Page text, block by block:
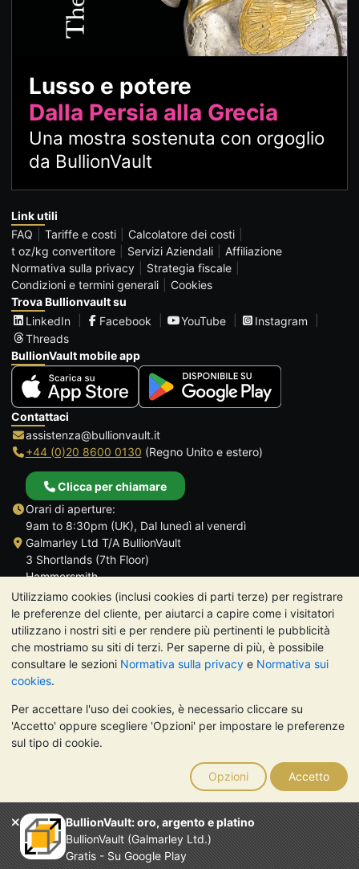
Utilizziamo cookies (inclusi cookies di parti terze) per registrare
le preferenze del cliente, per aiutarci a capire come i visitatori
utilizzano i nostri siti e per rendere più pertinenti le pubblicità
che mostriamo su siti di terzi. Per saperne di più, è possibile
consultare le sezioni Normativa sulla privacy e Normativa sui
cookies.
Per accettare l'uso dei cookies, è necessario cliccare su
'Accetto' oppure scegliere 'Opzioni' per impostare le preferenze
sul tipo di cookie.
Opzioni Accetto
BullionVault: oro, argento e platino
BullionVault (Galmarley Ltd.)
Gratis - Su Google Play
Lusso e potere
Dalla Persia alla Grecia
Una mostra sostenuta con orgoglio
da BullionVault
Link utili
FAQ
Tariffe e costi
Calcolatore dei costi
t oz/kg convertitore
Servizi Aziendali
Affiliazione
Normativa sulla privacy
Strategia fiscale
Condizioni e termini generali
Cookies
Trova Bullionvault su
LinkedIn
Facebook YouTube
Instagram
Threads
BullionVault mobile app
Contattaci
assistenza@bullionvault.it
+44 (0)20 8600 0130 (Regno Unito e estero)
Clicca per chiamare
Orari di aperture:
9am to 8:30pm (UK), Dal lunedì al venerdì
Galmarley Ltd T/A BullionVault
3 Shortlands (7th Floor)
Hammersmith
Londra
W6 8DA
Regno Unito
TrustScore 4.7 | 488 recensioni
NOTA BENE: Il valore dei metalli preziosi può diminuire o
aumentare, e i trend storici non sono predittori dell'andamento
futuro. Nulla di quanto contenuto nei siti web di BullionVault o
nelle sue comunicazioni costituisce una consulenza sugli
investimenti. Si consiglia di rivolgersi a un professionista per
stabilire se l'investimento in metalli preziosi è adatto alle proprie
esigenze.
Galmarley Ltd, trading acome BullionVault, registrata in
Inghilterra e Galles 4943684